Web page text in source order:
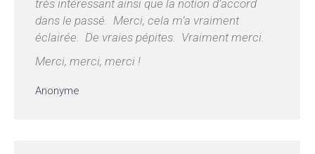
Anonyme
très intéressant ainsi que la notion d’accord
dans le passé. Merci, cela m’a vraiment
éclairée. De vraies pépites. Vraiment merci.
Merci, merci, merci !